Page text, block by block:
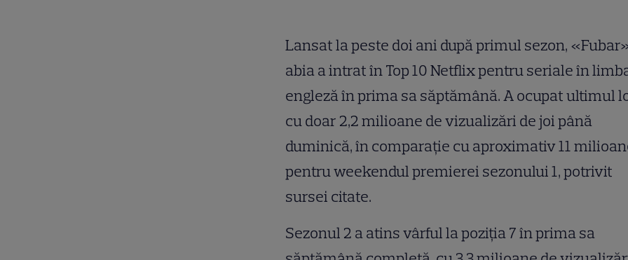
Lansat la peste doi ani după primul sezon,
abia a intrat în Top 10 Netflix pentru seriale în
engleză în prima sa săptămână. A ocupat ultimul
cu doar 2,2 milioane de vizualizări de joi până
duminică, în comparație cu aproximativ 11
pentru weekendul premierei sezonului 1, potrivit
sursei citate.
Sezonul 2 a atins vârful la poziția 7 în prima sa